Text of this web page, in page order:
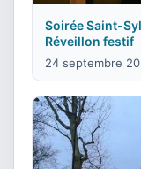
Soirée Saint-
Réveillon festif
24 septembre